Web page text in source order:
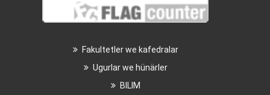
Fakultetler we kafedralar
Ugurlar we hünärler
BILIM